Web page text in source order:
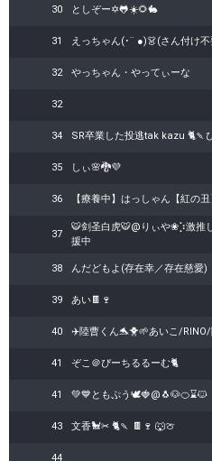
30 としぞー✡️🐸☀️🌻🐇
31 えっちゃん(･¨ ●)👗(さん付け不
32 やっちゃん・やってぃーな
32
34 SR卒業した投逃tak kazu 🐈️🍡
35 しぃ🌸🐉💜
36 【療養中】はっしゃん【紅の
37
🐯剑圣白虎🐯@りぃや❀⡱激推
援中
38 んだどもよ(存在幸／存在慈愛)
39 あい🍫🍷
40 ✈️陸曹くん🐬🐥🌱あいこ/
41 ぞこ＠ぴーちるるーむ🐈
41 💚💙ともぷう🕊🍓@🐧🐶🍊⌛️🐱
43 文香🐩✂︎ 🐈🍡 🍫🍷 🐺🍈
44